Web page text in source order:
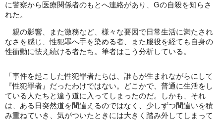
に警察から医療関係者のもとへ連絡があり、Gの自殺を知らさ
れた。
親の影響、また激務など、様々な要因で日常生活に満たされ
なさを感じ、性犯罪へ手を染める者、また服役を経ても自身の
性衝動に怯え続ける者たち。筆者はこう分析している。
「事件を起こした性犯罪者たちは、誰もが生まれながらにして
『性犯罪者』だったわけではない。どこかで、普通に生活をし
ている人たちと違う道に入ってしまったのだ。しかも、それ
は、ある日突然道を間違えるのではなく、少しずつ間違いを積
み重ねていき、気がついたときには大きく踏み外してしまって